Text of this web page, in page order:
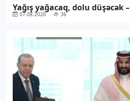
Yağış yağacaq, dolu düşəcək –
07.08.2026 36